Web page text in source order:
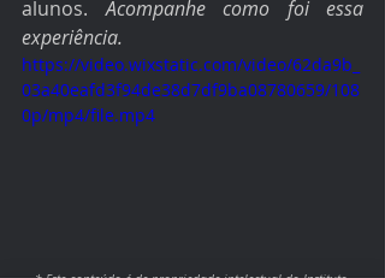
alunos. Acompanhe como foi essa
experiência.
https://video.wixstatic.com/video/62da9b_
03a40eafd3f94de38d7df9ba08780659/108
0p/mp4/file.mp4